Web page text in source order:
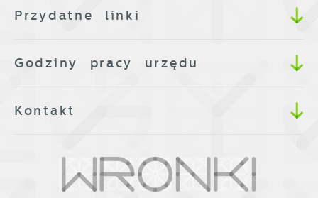
Przydatne linki
Godziny pracy urzędu
Kontakt